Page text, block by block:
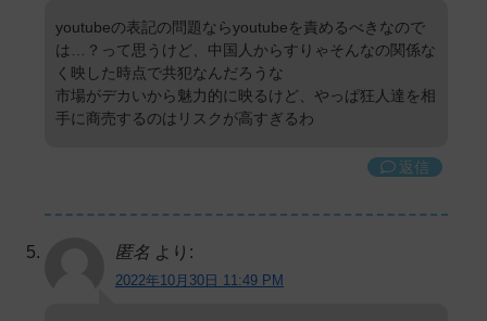
youtubeの表記の問題ならyoutubeを責めるべきなので
は…？って思うけど、中国人からすりゃそんなの関係な
く映した時点で共犯なんだろうな
市場がデカいから魅力的に映るけど、やっぱ狂人達を相
手に商売するのはリスクが高すぎるわ
返信
匿名 より:
2022年10月30日 11:49 PM